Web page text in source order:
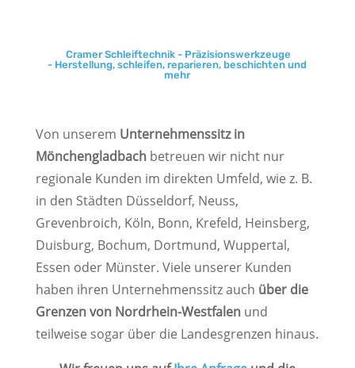
Cramer Schleiftechnik - Präzisionswerkzeuge
- Herstellung, schleifen, reparieren, beschichten und
mehr
Von unserem Unternehmenssitz in
Mönchengladbachbetreuen wir nicht nur
regionale Kunden im direkten Umfeld, wie z. B.
in den Städten Düsseldorf, Neuss,
Grevenbroich, Köln, Bonn, Krefeld, Heinsberg,
Duisburg, Bochum, Dortmund, Wuppertal,
Essen oder Münster. Viele unserer Kunden
haben ihren Unternehmenssitz auch über die
Grenzen von Nordrhein-Westfalenund
teilweise sogar über die Landesgrenzen hinaus.